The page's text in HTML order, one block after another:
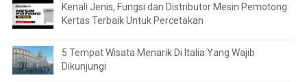
Kenali Jenis, Fungsi dan Distributor Mesin Pemotong
Kertas Terbaik Untuk Percetakan
5 Tempat Wisata Menarik Di Italia Yang Wajib
Dikunjungi